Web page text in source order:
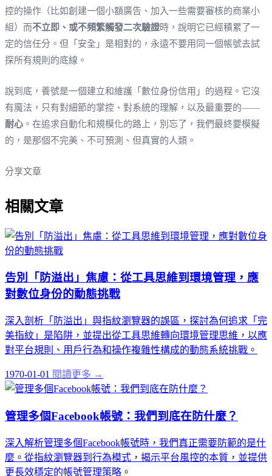
控的操作（比如創建一個小額廣告、加入一些需要審核的商業小
組）而不立即、或不頻繁觸發二次驗證時，說明它已經積累了一
定的信任分。但「安全」是相對的，永遠不要用同一個帳號去試
探所有規則的底線。
說到底，養號是一個建立和維護「數位身份信用」的過程。它沒
有魔法，只有對細節的掌控、對系統的理解，以及最重要的——
耐心 。在追求自動化和規模化的路上，別忘了，我們最終要模擬
的，是那個不完美、不可預測、但真實的人類。
分享文章
相關文章
告別「防溢出」焦慮：從工具思維到環境管理，應
對數位身份的動態挑戰
深入剖析「防溢出」與指紋瀏覽器的誤區，探討為何追求「完
美指紋」是陷阱，並提出從工具思維轉向環境管理思維，以應
對平台規則、用戶行為和操作複雜性構成的動態系統挑戰。
1970-01-01 閱讀更多 →
管理多個Facebook帳號：我們到底在防什麼？
深入解析管理多個Facebook帳號時，我們真正需要防範的是什
麼。從指紋瀏覽器到行為模式，揭示平台風控的本質，並提供
更長效穩定的帳號管理策略。